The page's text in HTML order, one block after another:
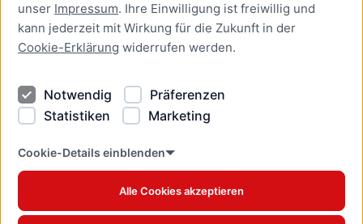
unser Impressum. Ihre Einwilligung ist freiwillig und
kann jederzeit mit Wirkung für die Zukunft in der
Cookie-Erklärung widerrufen werden.
Notwendig
Präferenzen
Statistiken
Marketing
Cookie-Details einblenden
Alle Cookies akzeptieren
Kontakt
Kontakt
Datenschutzhinweise
Barrierefreiheit
Cookie Erklärung
www.luebeck.de